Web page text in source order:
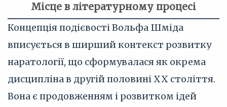
Місце в літературному процесі
Концепція подієвості Вольфа Шміда
вписується в ширший контекст розвитку
наратології, що сформувалася як окрема
дисципліна в другій половині XX століття.
Вона є продовженням і розвитком ідей